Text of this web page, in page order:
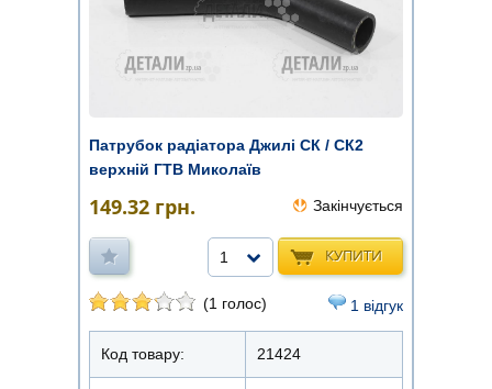
Патрубок радіатора Джилі СК / СК2
верхній ГТВ Миколаїв
149.32 грн. Закінчується
КУПИТИ
1
(1 голос) 1 відгук
Код товару: 21424